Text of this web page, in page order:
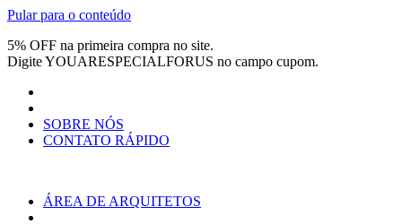
Pular para o conteúdo
5% OFF na primeira compra no site.
DigiteYOUARESPECIALFORUS no campo cupom.
SOBRE NÓS
CONTATO RÁPIDO
ÁREA DE ARQUITETOS